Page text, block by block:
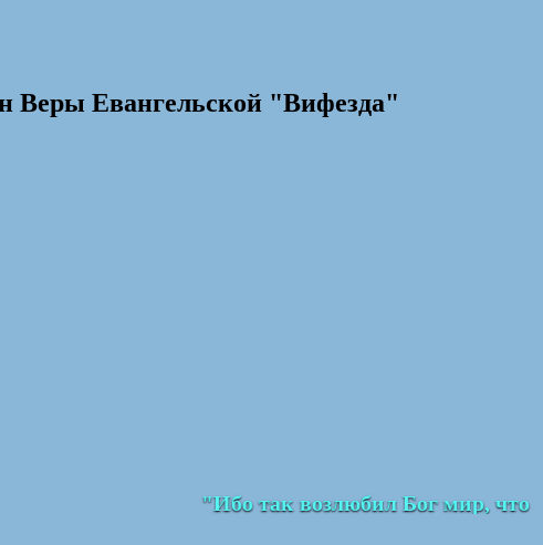
Веры Евангельской "Вифезда"
"Ибо так возлюбил Бог мир, что